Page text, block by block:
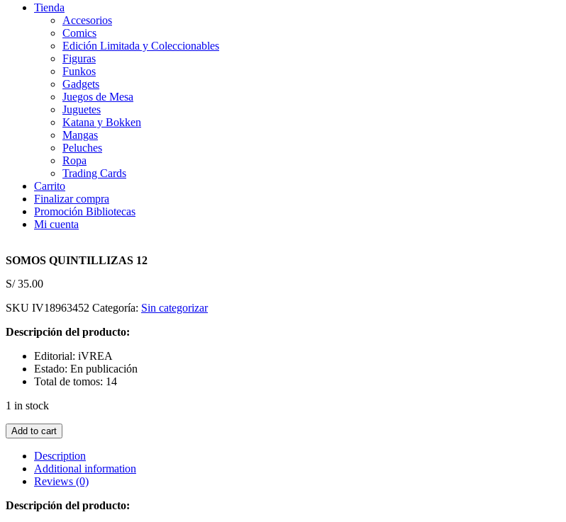
Tienda
Accesorios
Comics
Edición Limitada y Coleccionables
Figuras
Funkos
Gadgets
Juegos de Mesa
Juguetes
Katana y Bokken
Mangas
Peluches
Ropa
Trading Cards
Carrito
Finalizar compra
Promoción Bibliotecas
Mi cuenta
SOMOS QUINTILLIZAS 12
S/35.00
SKU IV18963452 Categoría: Sin categorizar
Descripción del producto:
Editorial: iVREA
Estado: En publicación
Total de tomos: 14
1 in stock
SOMOS
QUINTILLIZAS
quantity
Add to cart
Description
Additional information
Reviews (0)
Descripción del producto: